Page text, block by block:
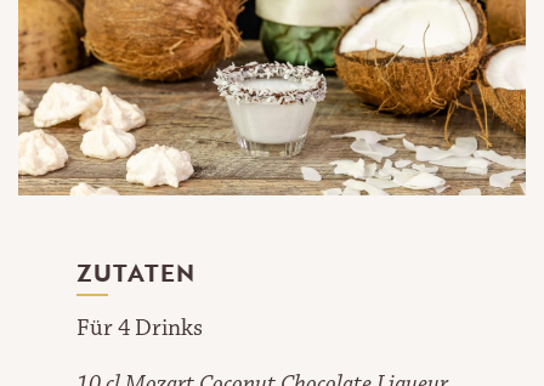
ZUTATEN
Für 4 Drinks